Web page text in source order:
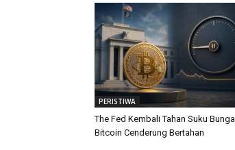
PERISTIWA
The Fed Kembali Tahan Suku Bunga,
Bitcoin Cenderung Bertahan